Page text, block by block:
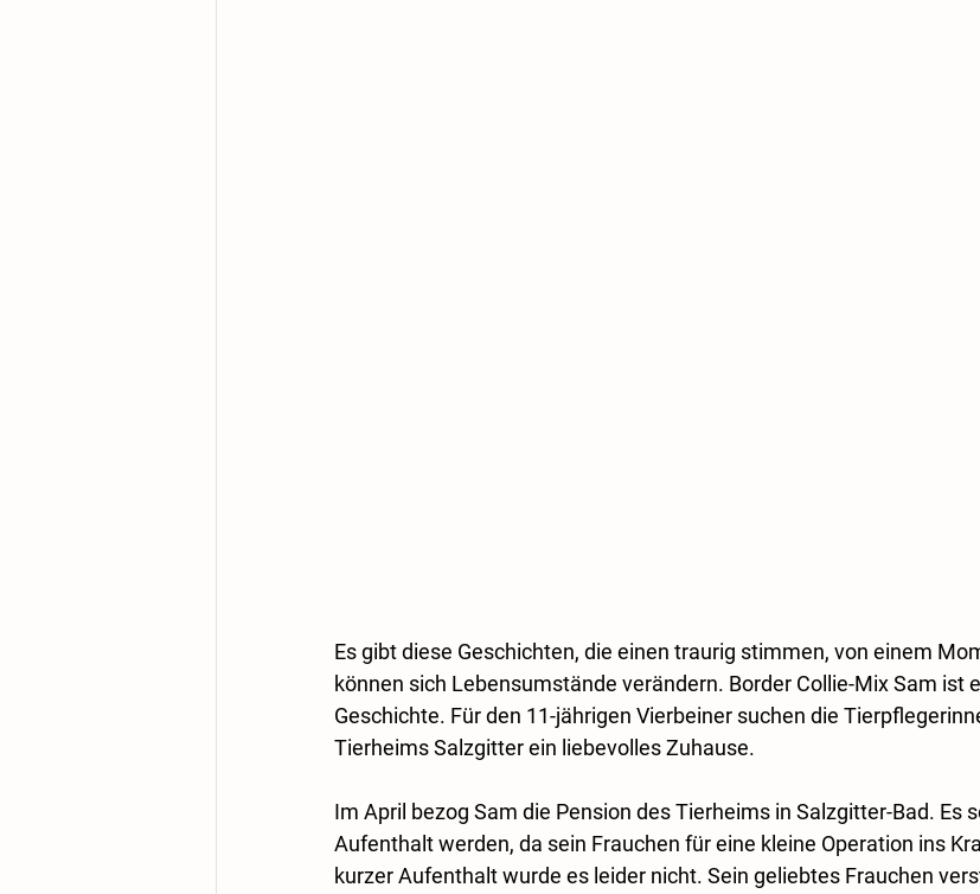
Es gibt diese Geschichten, die einen traurig stimmen, von einem
können sich Lebensumstände verändern. Border Collie-Mix Sam ist
Geschichte. Für den 11-jährigen Vierbeiner suchen die
Tierheims Salzgitter ein liebevolles Zuhause.
Im April bezog Sam die Pension des Tierheims in Salzgitter-Bad. Es
Aufenthalt werden, da sein Frauchen für eine kleine Operation ins
kurzer Aufenthalt wurde es leider nicht. Sein geliebtes Frauchen